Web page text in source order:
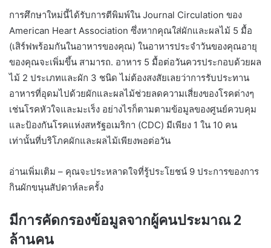
การศึกษาใหม่นี้ได้รับการตีพิมพ์ใน Journal Circulation ของ
American Heart Association ซึ่งหากคุณใส่ผักและผลไม้ 5 มื้อ
(เสิร์ฟพร้อมกันในอาหารของคุณ) ในอาหารประจำวันของคุณอายุ
ของคุณจะเพิ่มขึ้น สามารถ. อาหาร 5 มื้อต่อวันควรประกอบด้วยผล
ไม้ 2 ประเภทและผัก 3 ชนิด ไม่ต้องสงสัยเลยว่าการรับประทาน
อาหารที่อุดมไปด้วยผักและผลไม้ช่วยลดความเสี่ยงของโรคต่างๆ
เช่นโรคหัวใจและมะเร็ง อย่างไรก็ตามตามข้อมูลของศูนย์ควบคุม
และป้องกันโรคแห่งสหรัฐอเมริกา (CDC) มีเพียง 1 ใน 10 คน
เท่านั้นที่บริโภคผักและผลไม้เพียงพอต่อวัน
อ่านเพิ่มเติม – คุณจะประหลาดใจที่รู้ประโยชน์ 9 ประการของการ
กินผักขนุนสัปดาห์ละครั้ง
มีการคัดกรองข้อมูลจากผู้คนประมาณ 2
ล้านคน